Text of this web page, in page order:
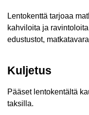
Lentokenttä tarjoaa
kahviloita ja
edustustot,
Kuljetus
Pääset lentokentältä
taksilla.